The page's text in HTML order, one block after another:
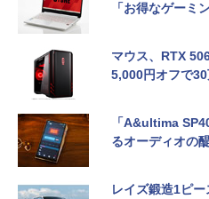
「お得なゲーミ
マウス、RTX
5,000円オフで30
「A&ultima
るオーディオの
レイズ鍛造1ピ